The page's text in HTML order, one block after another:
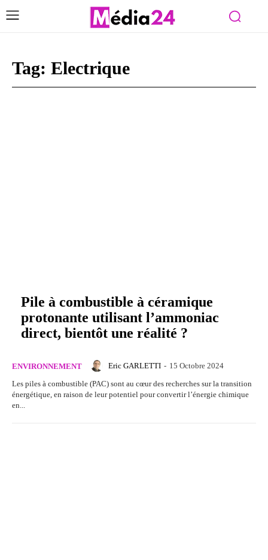
Tag: Electrique
Pile à combustible à céramique
protonante utilisant l’ammoniac
direct, bientôt une réalité ?
ENVIRONNEMENT Eric GARLETTI - 15 Octobre 2024
Les piles à combustible (PAC) sont au cœur des recherches sur la transition
énergétique, en raison de leur potentiel pour convertir l’énergie chimique
en...